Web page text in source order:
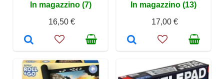
In magazzino (7)
16,50 €
In magazzino (13)
17,00 €